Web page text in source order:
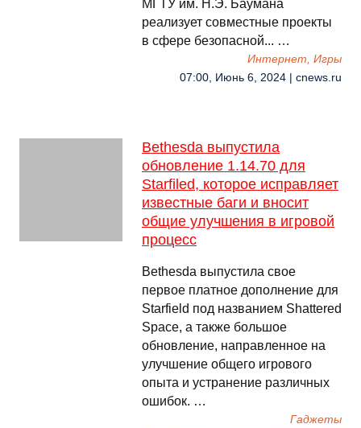
МГТУ им. Н.Э. Баумана
реализует совместные проекты
в сфере безопасной... …
Интернет, Игры
07:00, Июнь 6, 2024 | cnews.ru
Bethesda выпустила
обновление 1.14.70 для
Starfiled, которое исправляет
известные баги и вносит
общие улучшения в игровой
процесс
Bethesda выпустила свое
первое платное дополнение для
Starfield под названием Shattered
Space, а также большое
обновление, направленное на
улучшение общего игрового
опыта и устранение различных
ошибок. …
Гаджеты